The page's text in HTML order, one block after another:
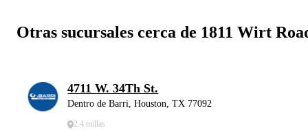
Otras sucursales cerca de 1811 Wirt
4711 W. 34Th St.
Dentro de Barri, Houston, TX 77092
2.4 millas